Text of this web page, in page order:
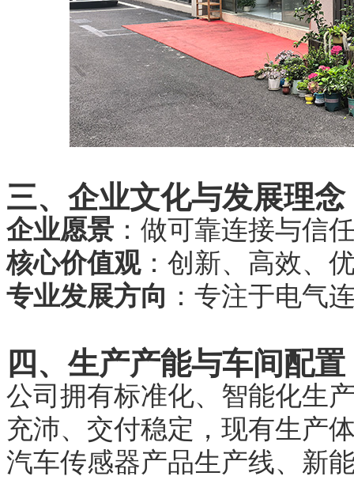
三、企业文化与发展理念
企业愿景 ：做可靠连接与信
核心价值观：创新、高效、
专业发展方向 ：专注于电气
四、生产产能与车间配置
公司拥有标准化、智能化生
充沛、交付稳定，现有生产
汽车传感器产品生产线、新